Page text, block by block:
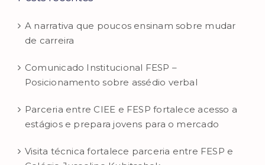
A narrativa que poucos ensinam sobre mudar
de carreira
Comunicado Institucional FESP –
Posicionamento sobre assédio verbal
Parceria entre CIEE e FESP fortalece acesso a
estágios e prepara jovens para o mercado
Visita técnica fortalece parceria entre FESP e